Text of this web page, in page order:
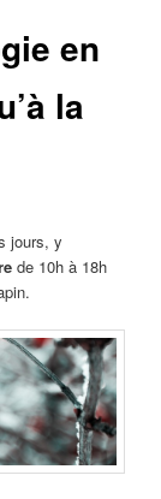
en
la
jours, y
de 10h à 18h